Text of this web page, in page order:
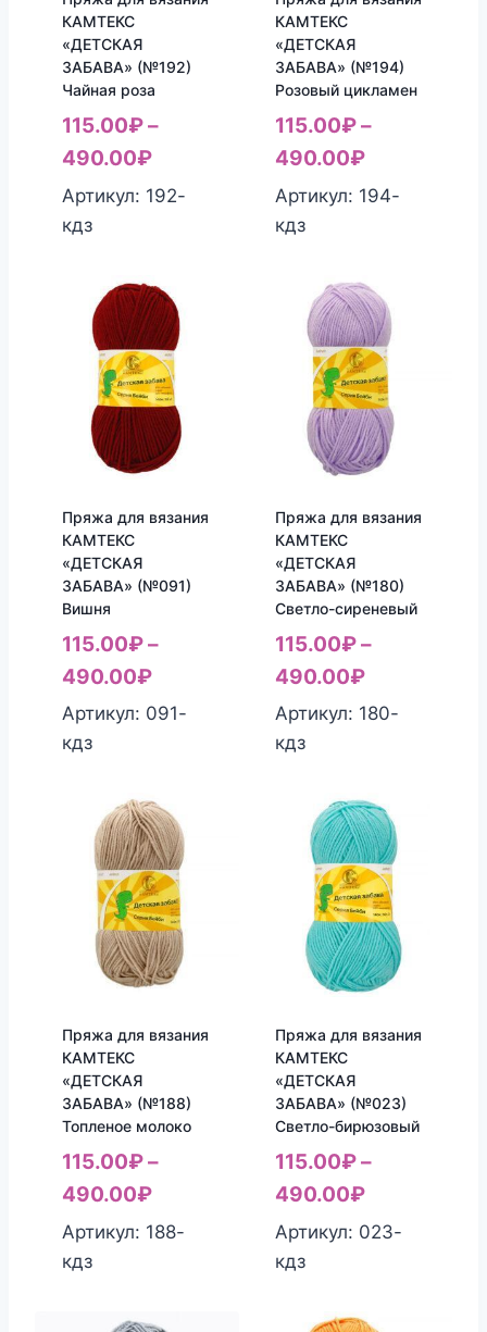
КАМТЕКС
«ДЕТСКАЯ
ЗАБАВА» (№192)
Чайная роза
115.00₽–
490.00₽
Артикул: 192-
кдз
КАМТЕКС
«ДЕТСКАЯ
ЗАБАВА» (№194)
Розовый цикламен
115.00₽–
490.00₽
Артикул: 194-
кдз
Пряжа для вязания
КАМТЕКС
«ДЕТСКАЯ
ЗАБАВА» (№091)
Вишня
115.00₽–
490.00₽
Артикул: 091-
кдз
Пряжа для вязания
КАМТЕКС
«ДЕТСКАЯ
ЗАБАВА» (№180)
Светло-сиреневый
115.00₽–
490.00₽
Артикул: 180-
кдз
Пряжа для вязания
КАМТЕКС
«ДЕТСКАЯ
ЗАБАВА» (№188)
Топленое молоко
115.00₽–
490.00₽
Артикул: 188-
кдз
Пряжа для вязания
КАМТЕКС
«ДЕТСКАЯ
ЗАБАВА» (№023)
Светло-бирюзовый
115.00₽–
490.00₽
Артикул: 023-
кдз